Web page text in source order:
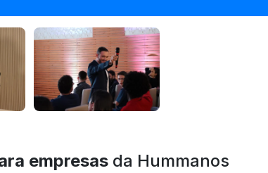
empresas da Hummanos